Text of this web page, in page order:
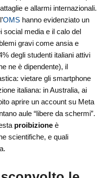
e allarmi internazionali.
OMS hanno evidenziato un
social media e il calo del
gravi come ansia e
degli studenti italiani attivi
ne è dipendente), il
vietare gli smartphone
italiana: in Australia, ai
aprire un account su Meta
aule “libere da schermi”.
proibizione è
scientifiche, e quali